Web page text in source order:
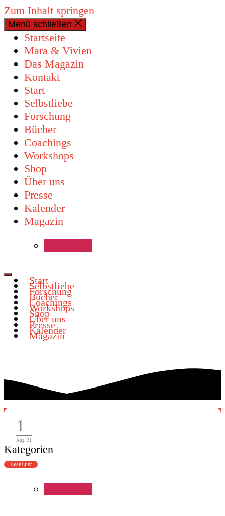
Zum Inhalt springen
Menü schließen
Startseite
Mara & Vivien
Das Magazin
Kontakt
Start
Selbstliebe
Forschung
Bücher
Coachings
Workshops
Shop
Über uns
Presse
Kalender
Magazin
Start
Selbstliebe
Forschung
Bücher
Coachings
Workshops
Shop
Über uns
Presse
Kalender
Magazin
1
Aug '21
Kategorien
LeseLust